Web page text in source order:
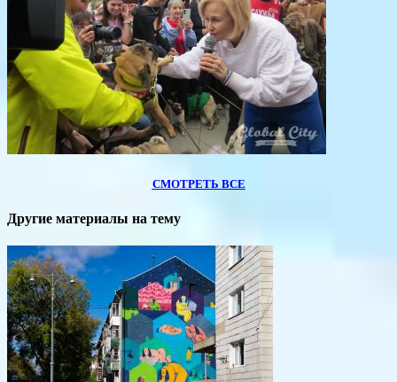
СМОТРЕТЬ ВСЕ
Другие материалы на тему